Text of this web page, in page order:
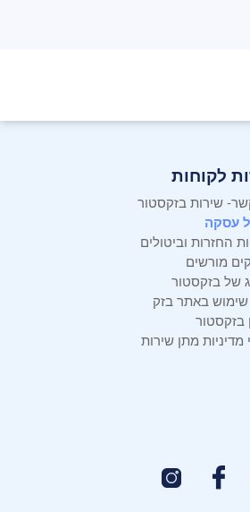
לקוחות
שירות בזקסטור
עסקה
החזרות וביטולים
מורשים
של בזקסטור
שימוש באתר בזק
בזקסטור
מדיניות מתן שירות